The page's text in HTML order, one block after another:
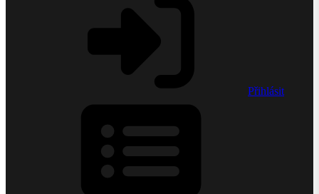
Přihlásit